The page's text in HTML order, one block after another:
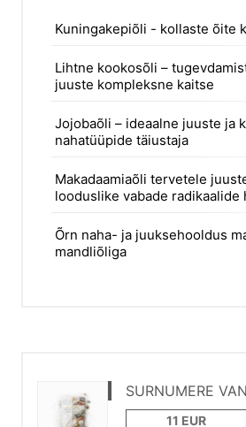
Kuningakepiõli - kollaste õite
Lihtne kookosõli –
juuste kompleksne kaitse
Jojobaõli – ideaalne juuste ja
nahatüüpide täiustaja
Makadaamiaõli tervetele
looduslike vabade radikaalide
Õrn naha- ja juuksehooldus
mandliõliga
SURNUMERE